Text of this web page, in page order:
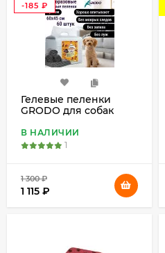
-185 ₽
Гелевые пеленки
GRODO для собак
шт.
В НАЛИЧИИ
1
1 300₽
1 115 ₽